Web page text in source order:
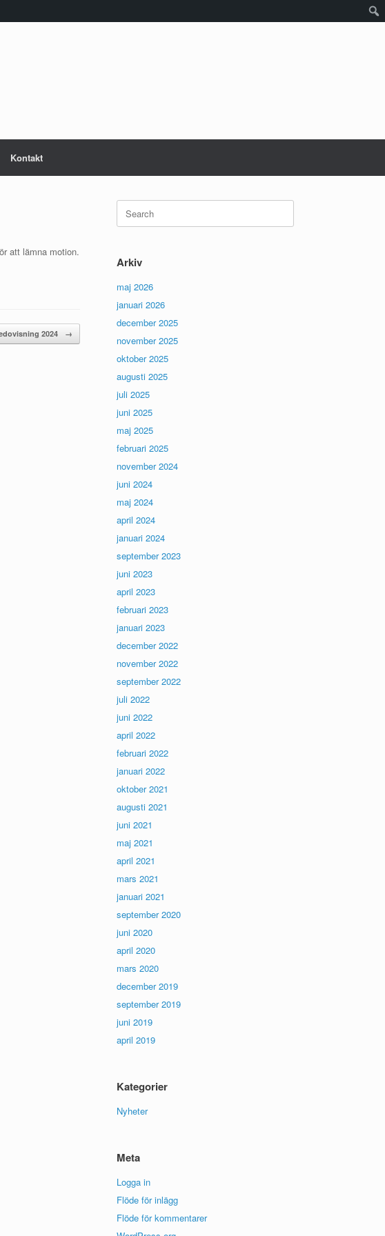
Kontakt
att lämna motion.
2024 →
Search
for:
Arkiv
maj 2026
januari 2026
december 2025
november 2025
oktober 2025
augusti 2025
juli 2025
juni 2025
maj 2025
februari 2025
november 2024
juni 2024
maj 2024
april 2024
januari 2024
september 2023
juni 2023
april 2023
februari 2023
januari 2023
december 2022
november 2022
september 2022
juli 2022
juni 2022
april 2022
februari 2022
januari 2022
oktober 2021
augusti 2021
juni 2021
maj 2021
april 2021
mars 2021
januari 2021
september 2020
juni 2020
april 2020
mars 2020
december 2019
september 2019
juni 2019
april 2019
Kategorier
Nyheter
Meta
Logga in
Flöde för inlägg
Flöde för kommentarer